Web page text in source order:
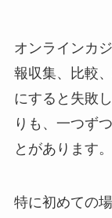
オンラインカ
報収集、比較
にすると失敗
りも、一つず
とがあります。
特に初めての場